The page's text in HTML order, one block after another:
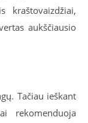
kraštovaizdžiai,
aukščiausio
Tačiau ieškant
rekomenduoja